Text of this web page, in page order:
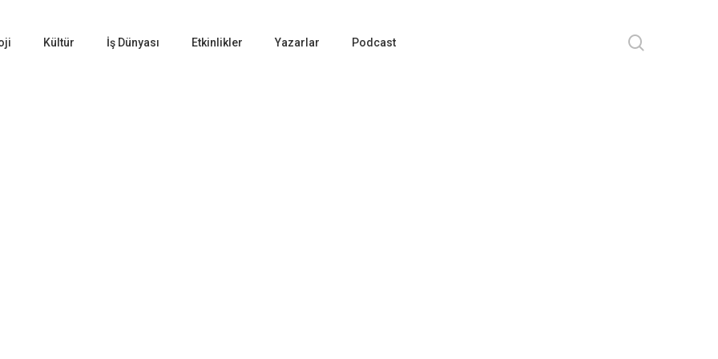
Kültür İş Dünyası Etkinlikler Yazarlar Podcast